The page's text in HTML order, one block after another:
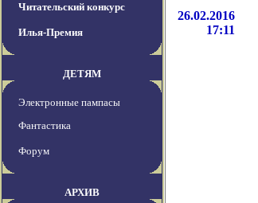
Читательский конкурс
Илья-Премия
ДЕТЯМ
Электронные пампасы
Фантастика
Форум
АРХИВ
26.02.2016
17:11